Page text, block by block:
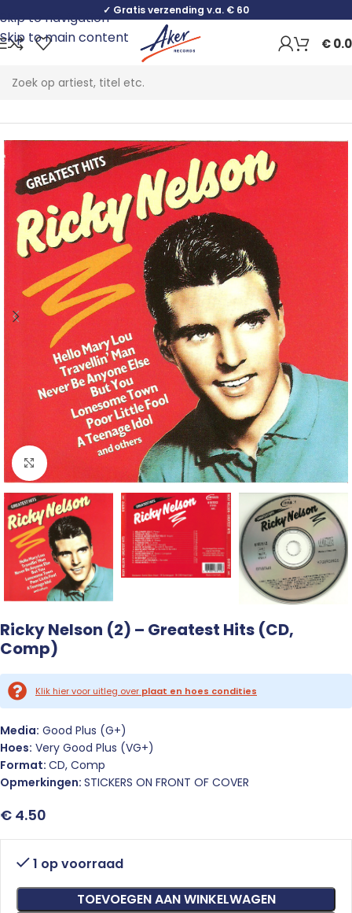
Skip to navigation
Skip to main content
✓ Gratis verzending v.a. € 60
€
Home Rock
Click to enlarge
Ricky Nelson (2) – Greatest Hits (CD,
Comp)
Klik hier voor uitleg over plaat en hoes condities
Media: Good Plus (G+)
Hoes: Very Good Plus (VG+)
Format: CD, Comp
Opmerkingen: STICKERS ON FRONT OF COVER
€ 4.50
1 op voorraad
TOEVOEGEN AAN WINKELWAGEN